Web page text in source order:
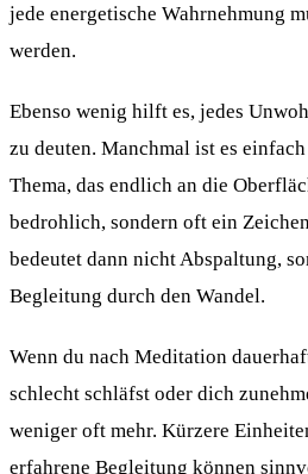
jede energetische Wahrnehmung
werden.
Ebenso wenig hilft es, jedes
zu deuten. Manchmal ist es
Thema, das endlich an die
bedrohlich, sondern oft ein
bedeutet dann nicht Abspaltung,
Begleitung durch den Wandel.
Wenn du nach Meditation
schlecht schläfst oder dich
weniger oft mehr. Kürzere
erfahrene Begleitung können